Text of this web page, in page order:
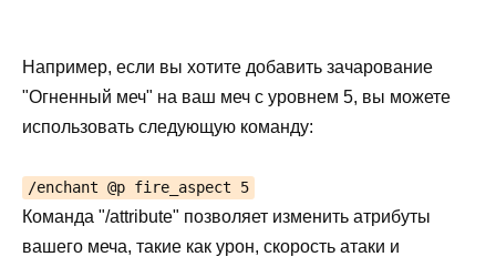
Например, если вы хотите добавить зачарование
"Огненный меч" на ваш меч с уровнем 5, вы можете
использовать следующую команду:
/enchant @p fire_aspect 5
Команда "/attribute" позволяет изменить атрибуты
вашего меча, такие как урон, скорость атаки и